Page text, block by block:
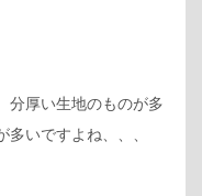
分厚い生地のものが多
いですよね、、、